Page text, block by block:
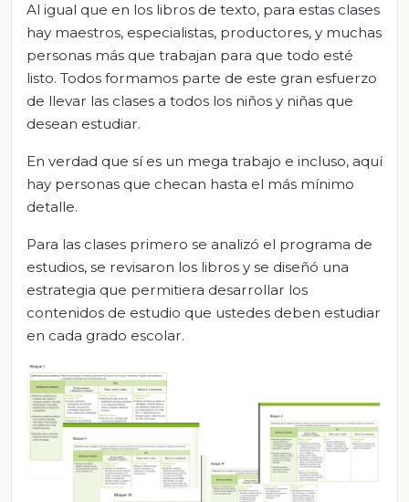
Al igual que en los libros de texto, para estas clases
hay maestros, especialistas, productores, y muchas
personas más que trabajan para que todo esté
listo. Todos formamos parte de este gran esfuerzo
de llevar las clases a todos los niños y niñas que
desean estudiar.
En verdad que sí es un mega trabajo e incluso, aquí
hay personas que checan hasta el más mínimo
detalle.
Para las clases primero se analizó el programa de
estudios, se revisaron los libros y se diseñó una
estrategia que permitiera desarrollar los
contenidos de estudio que ustedes deben estudiar
en cada grado escolar.